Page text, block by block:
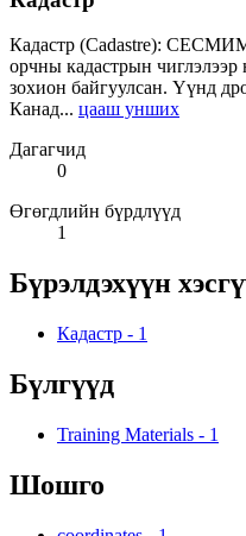
Кадастр (Cadastre):
орчны кадастрын чиглэлээр
зохион байгуулсан. Үүнд
Канад... цааш унших
Дагагчид
0
Өгөгдлийн бүрдлүүд
1
Бүрэлдэхүүн
Кадастр - 1
Бүлгүүд
Training Materials - 1
Шошго